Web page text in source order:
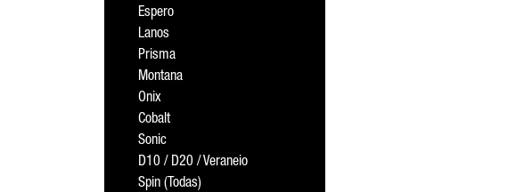
Espero
Lanos
Prisma
Montana
Onix
Cobalt
Sonic
D10 / D20 / Veraneio
Spin (Todas)